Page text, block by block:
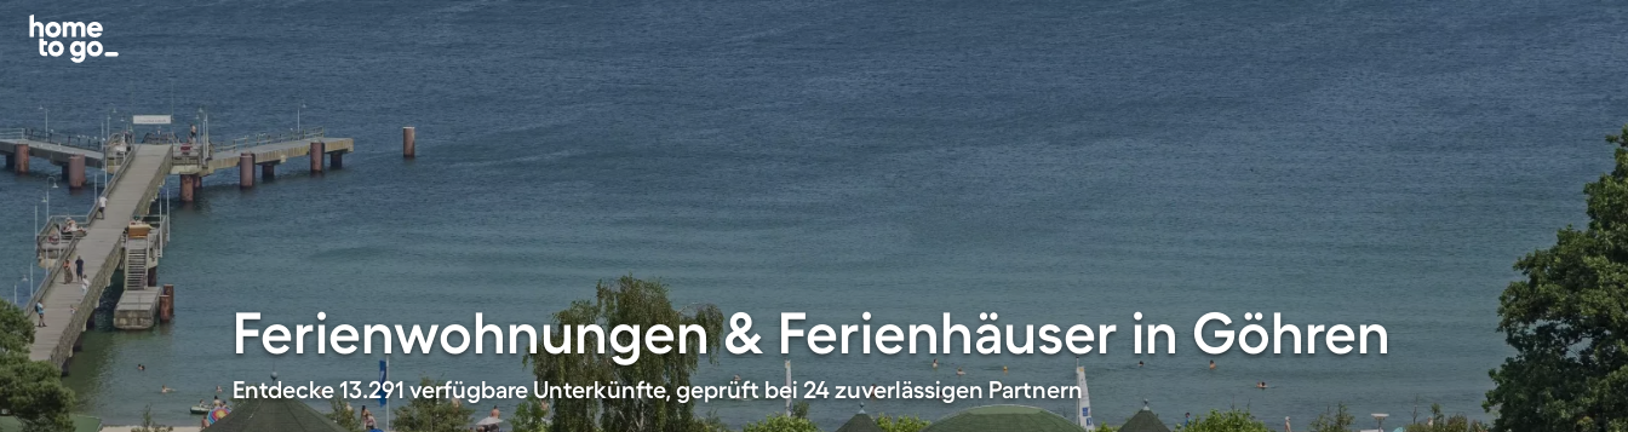
Ferienwohnungen & Ferienhäuser in Göhren
Entdecke 13.291 verfügbare Unterkünfte, geprüft bei 24 zuverlässigen Partnern